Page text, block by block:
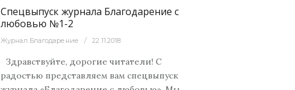
Спецвыпуск журнала Благодарение с
любовью №1-2
Журнал Благодарение 22.11.2018
Здравствуйте, дорогие читатели! С
радостью представляем вам спецвыпуск